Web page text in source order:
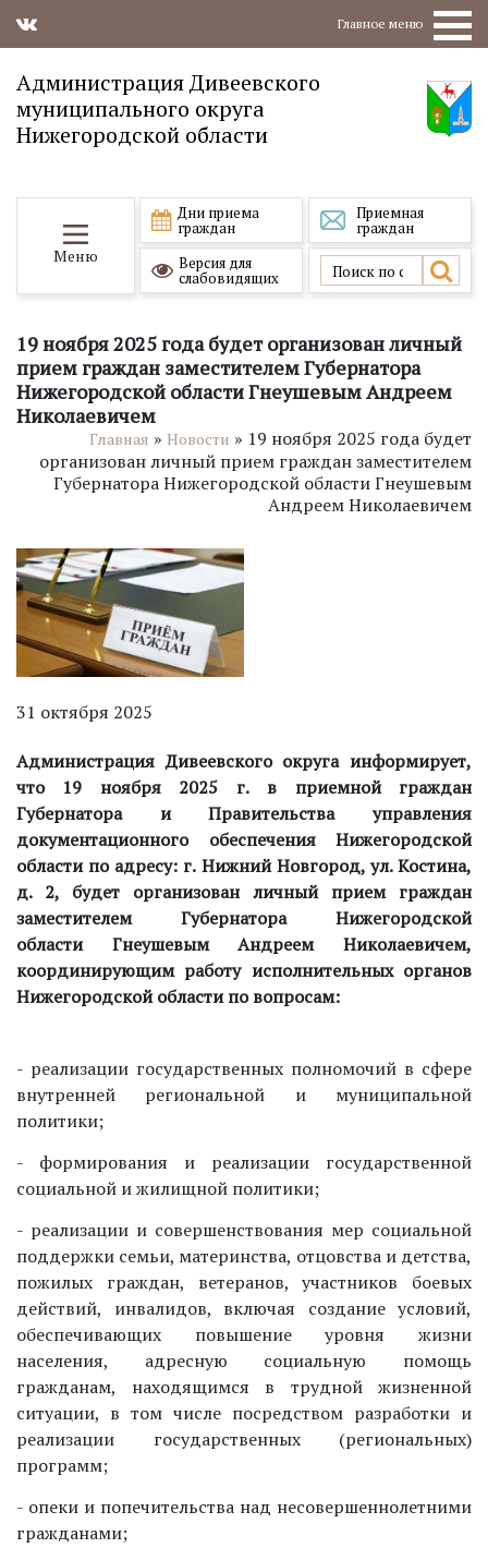
Главное меню
Администрация Дивеевского
муниципального округа
Нижегородской области
Меню
Дни приема
граждан
Приемная
граждан
Версия для
слабовидящих
19 ноября 2025 года будет организован личный
прием граждан заместителем Губернатора
Нижегородской области Гнеушевым Андреем
Николаевичем
Главная » Новости » 19 ноября 2025 года будет
организован личный прием граждан заместителем
Губернатора Нижегородской области Гнеушевым
Андреем Николаевичем
31 октября 2025
Администрация Дивеевского округа информирует,
что 19 ноября 2025 г.в приемной граждан
Губернатора и Правительства управления
документационного обеспечения Нижегородской
области по адресу: г. Нижний Новгород, ул. Костина,
д. 2, будет организован личный прием граждан
заместителем Губернатора Нижегородской
области Гнеушевым Андреем Николаевичем,
координирующим работу исполнительных органов
Нижегородской области по вопросам:
- реализации государственных полномочий в сфере
внутренней региональной и муниципальной
политики;
- формирования и реализации государственной
социальной и жилищной политики;
- реализации и совершенствования мер социальной
поддержки семьи, материнства, отцовства и детства,
пожилых граждан, ветеранов, участников боевых
действий, инвалидов, включая создание условий,
обеспечивающих повышение уровня жизни
населения, адресную социальную помощь
гражданам, находящимся в трудной жизненной
ситуации, в том числе посредством разработки и
реализации государственных (региональных)
программ;
- опеки и попечительства над несовершеннолетними
гражданами;